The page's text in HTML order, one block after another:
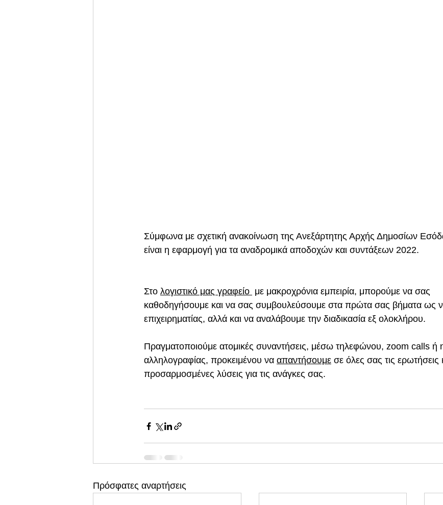
Σύμφωνα με σχετική ανακοίνωση της Ανεξάρτητης Αρχής Δημοσίων
είναι η εφαρμογή για τα αναδρομικά αποδοχών και συντάξεων 2022.
Στο λογιστικό μας γραφείο με μακροχρόνια εμπειρία, μπορούμε να σας
καθοδηγήσουμε και να σας συμβουλεύσουμε στα πρώτα σας βήματα ως
επιχειρηματίας, αλλά και να αναλάβουμε την διαδικασία εξ ολοκλήρου.
Πραγματοποιούμε ατομικές συναντήσεις, μέσω τηλεφώνου, zoom calls ή
αλληλογραφίας, προκειμένου να απαντήσουμε σε όλες σας τις
προσαρμοσμένες λύσεις για τις ανάγκες σας.
Πρόσφατες αναρτήσεις